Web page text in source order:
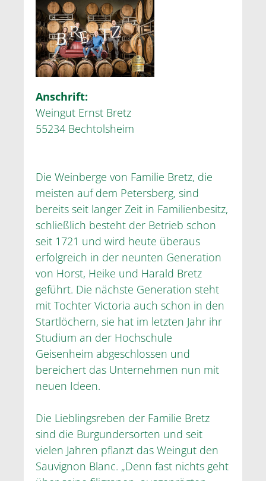
Anschrift:
Weingut Ernst Bretz
55234 Bechtolsheim
Die Weinberge von Familie Bretz, die
meisten auf dem Petersberg, sind
bereits seit langer Zeit in Familienbesitz,
schließlich besteht der Betrieb schon
seit 1721 und wird heute überaus
erfolgreich in der neunten Generation
von Horst, Heike und Harald Bretz
geführt. Die nächste Generation steht
mit Tochter Victoria auch schon in den
Startlöchern, sie hat im letzten Jahr ihr
Studium an der Hochschule
Geisenheim abgeschlossen und
bereichert das Unternehmen nun mit
neuen Ideen.
Die Lieblingsreben der Familie Bretz
sind die Burgundersorten und seit
vielen Jahren pflanzt das Weingut den
Sauvignon Blanc. „Denn fast nichts geht